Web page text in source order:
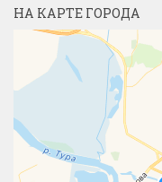
НА КАРТЕ ГОРОДА